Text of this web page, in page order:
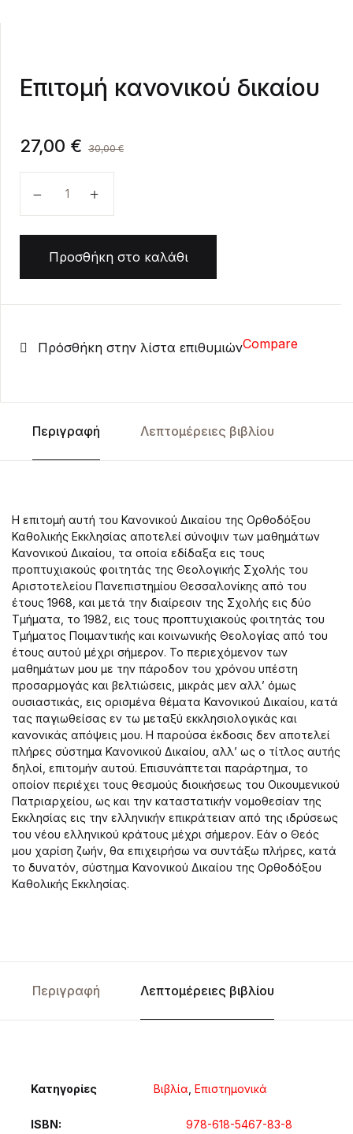
Επιτομή κανονικού δικαίου
27,00 € 30,00€
Προσθήκη στο καλάθι
Πρόσθήκη στην λίστα επιθυμιώνCompare
Περιγραφή Λεπτομέρειες βιβλίου
Η επιτομή αυτή του Κανονικού Δικαίου της Ορθοδόξου
Καθολικής Εκκλησίας αποτελεί σύνοψιν των μαθημάτων
Κανονικού Δικαίου, τα οποία εδίδαξα εις τους
προπτυχιακούς φοιτητάς της Θεολογικής Σχολής του
Αριστοτελείου Πανεπιστημίου Θεσσαλονίκης από του
έτους 1968, και μετά την διαίρεσιν της Σχολής εις δύο
Τμήματα, το 1982, εις τους προπτυχιακούς φοιτητάς του
Τμήματος Ποιμαντικής και κοινωνικής Θεολογίας από του
έτους αυτού μέχρι σήμερον. Το περιεχόμενον των
μαθημάτων μου με την πάροδον του χρόνου υπέστη
προσαρμογάς και βελτιώσεις, μικράς μεν αλλ’ όμως
ουσιαστικάς, εις ορισμένα θέματα Κανονικού Δικαίου, κατά
τας παγιωθείσας εν τω μεταξύ εκκλησιολογικάς και
κανονικάς απόψεις μου. Η παρούσα έκδοσις δεν αποτελεί
πλήρες σύστημα Κανονικού Δικαίου, αλλ’ ως ο τίτλος αυτής
δηλοί, επιτομήν αυτού. Επισυνάπτεται παράρτημα, το
οποίον περιέχει τους θεσμούς διοικήσεως του Οικουμενικού
Πατριαρχείου, ως και την καταστατικήν νομοθεσίαν της
Εκκλησίας εις την ελληνικήν επικράτειαν από της ιδρύσεως
του νέου ελληνικού κράτους μέχρι σήμερον. Εάν ο Θεός
μου χαρίση ζωήν, θα επιχειρήσω να συντάξω πλήρες, κατά
το δυνατόν, σύστημα Κανονικού Δικαίου της Ορθοδόξου
Καθολικής Εκκλησίας.
Περιγραφή Λεπτομέρειες βιβλίου
Κατηγορίες Βιβλία Επιστημονικά
ISBN 978-618-5467-83-8